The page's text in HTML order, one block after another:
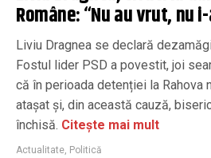
Române: “Nu au vrut, nu
Liviu Dragnea se declară
Fostul lider PSD a povestit, joi
că în perioada detenției la Rahova
atașat și, din această cauză,
închisă. Citește mai mult
Actualitate, Politică